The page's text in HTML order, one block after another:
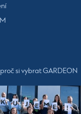
si vybrat GARDEON